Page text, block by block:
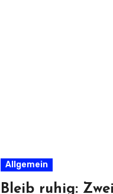
Allgemein
Bleib ruhig: